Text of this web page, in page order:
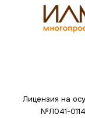
Лицензия на
№Л041-